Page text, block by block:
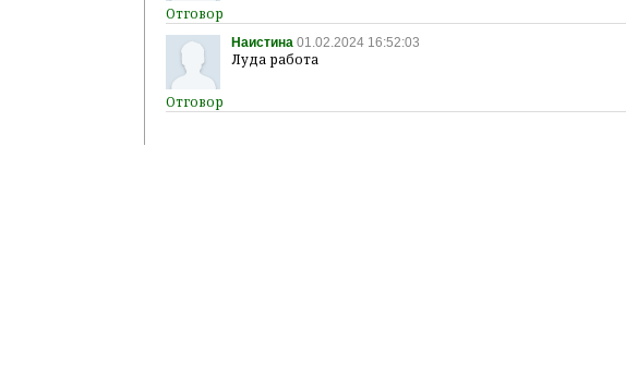
Наистина 01.02.2024 16:52:03
Луда работа